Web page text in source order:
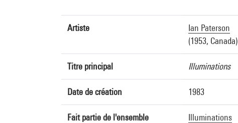
Artiste
Ian Paterson
(1953, Canada)
Titre principal Illuminations
Date de création 1983
Fait partie de l'ensemble
Illuminations